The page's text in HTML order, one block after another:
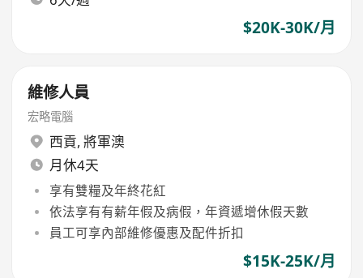
$20K-30K/月
維修人員
宏略電腦
西貢, 將軍澳
月休4天
享有雙糧及年終花紅
依法享有有薪年假及病假，年資遞增休假天數
員工可享內部維修優惠及配件折扣
$15K-25K/月